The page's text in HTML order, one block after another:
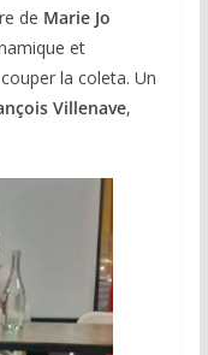
de Marie Jo
et
la coleta. Un
Villenave,